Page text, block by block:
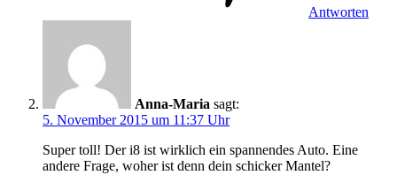
Antworten
Anna-Maria sagt:
5. November 2015 um 11:37 Uhr
Super toll! Der i8 ist wirklich ein spannendes Auto. Eine
andere Frage, woher ist denn dein schicker Mantel?